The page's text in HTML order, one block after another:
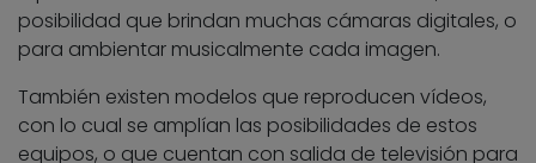
posibilidad que brindan muchas cámaras digitales, o
para ambientar musicalmente cada imagen.
También existen modelos que reproducen vídeos,
con lo cual se amplían las posibilidades de estos
equipos, o que cuentan con salida de televisión para